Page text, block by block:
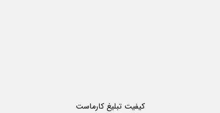
کیفیت تبلیغ کارماست